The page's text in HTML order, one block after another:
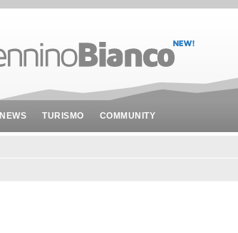
NEWS TURISMO COMMUNITY